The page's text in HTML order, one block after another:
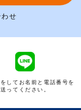
せ
してお名前と電話番号を
送ってください。